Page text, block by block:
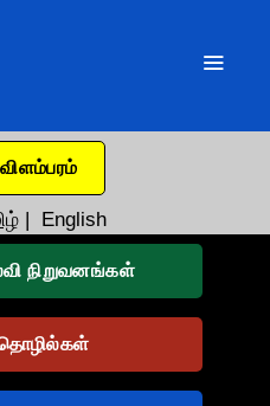
| English
ஆசிரியர்கள் / ல்வி நிறுவனங்கள்
தொழில்கள்